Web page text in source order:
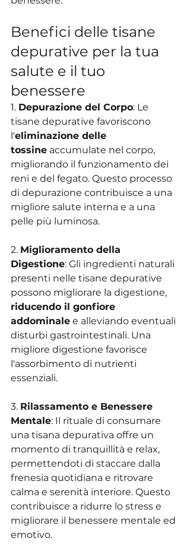
Benefici delle tisane
depurative per la tua
salute e il tuo
benessere
1. Depurazione del Corpo: Le
tisane depurative favoriscono
l'eliminazione delle
tossine accumulate nel corpo,
migliorando il funzionamento dei
reni e del fegato. Questo processo
di depurazione contribuisce a una
migliore salute interna e a una
pelle più luminosa.
2. Miglioramento della
Digestione: Gli ingredienti naturali
presenti nelle tisane depurative
possono migliorare la digestione,
riducendo il gonfiore
addominale e alleviando eventuali
disturbi gastrointestinali. Una
migliore digestione favorisce
l'assorbimento di nutrienti
essenziali.
3. Rilassamento e Benessere
Mentale: Il rituale di consumare
una tisana depurativa offre un
momento di tranquillità e relax,
permettendoti di staccare dalla
frenesia quotidiana e ritrovare
calma e serenità interiore. Questo
contribuisce a ridurre lo stress e
migliorare il benessere mentale ed
emotivo.